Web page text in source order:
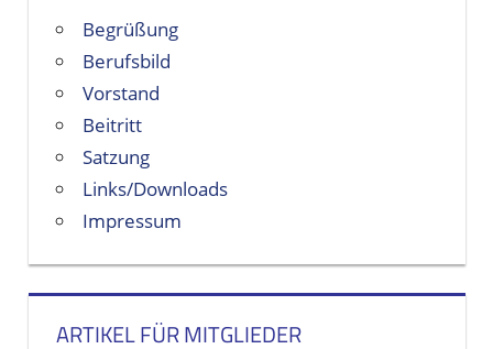
Begrüßung
Berufsbild
Vorstand
Beitritt
Satzung
Links/Downloads
Impressum
ARTIKEL FÜR MITGLIEDER